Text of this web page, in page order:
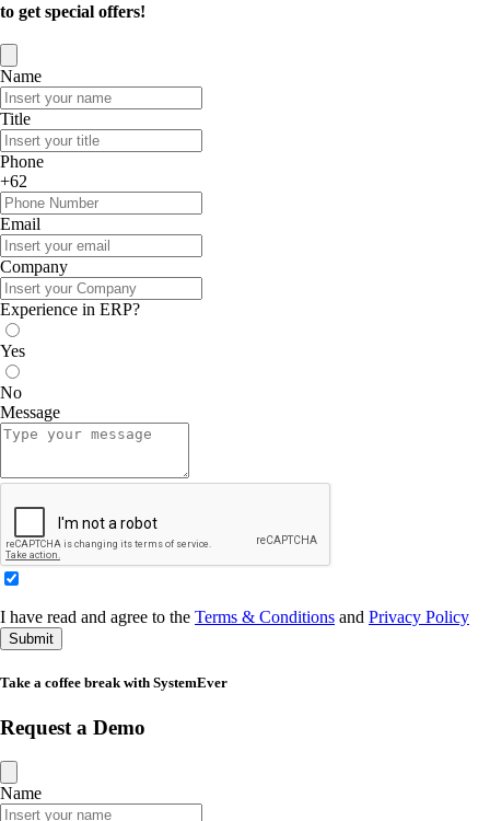
to get special offers!
Name
Title
Phone
+62
Email
Company
Experience in ERP?
Yes
No
Message
I have read and agree to the Terms & Conditions and Privacy Policy
Submit
Take a coffee break with SystemEver
Request a Demo
Name